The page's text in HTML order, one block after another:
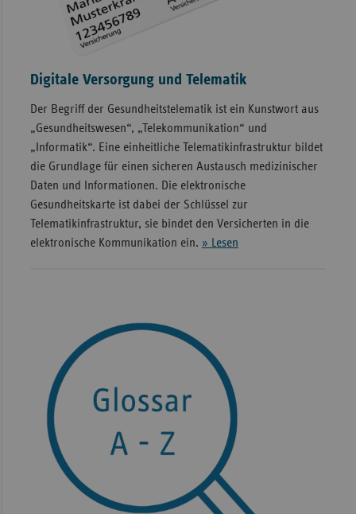
Digitale Versorgung und Telematik
Der Begriff der Gesundheitstelematik ist ein Kunstwort aus
„Gesundheitswesen“, „Telekommunikation“ und
„Informatik“. Eine einheitliche Telematikinfrastruktur bildet
die Grundlage für einen sicheren Austausch medizinischer
Daten und Informationen. Die elektronische
Gesundheitskarte ist dabei der Schlüssel zur
Telematikinfrastruktur, sie bindet den Versicherten in die
elektronische Kommunikation ein. » Lesen